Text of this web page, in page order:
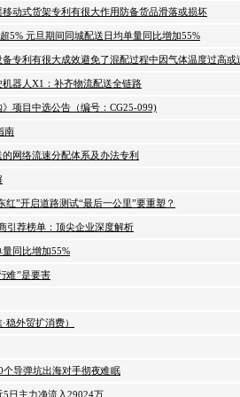
动式货架专利有很大作用防备货品滑落或损坏
5% 元旦期间同城配送日均单量同比增加55%
专利有很大成效避免了混配过程中因气体温度过高
器人X1：补齐物流配送全链路
项目中选公告（编号：CG25-099)
南
网络流速分配体系及办法专利
红”开启道路测试“最后一公里”要重塑？
引荐榜单：顶尖企业深度解析
同比增加55%
难”是要害
稳外贸扩消费）
导弹坑出海对手彻夜难眠
日主力净流入29024万